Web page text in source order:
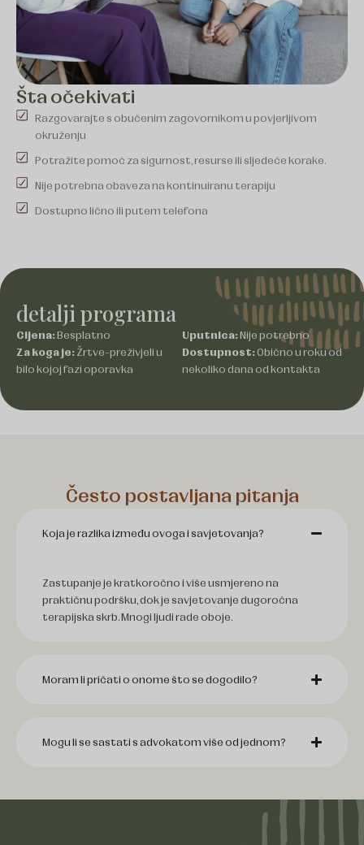
Šta očekivati
Razgovarajte s obučenim zagovornikom u povjerljivom
okruženju
Potražite pomoć za sigurnost, resurse ili sljedeće korake.
Nije potrebna obaveza na kontinuiranu terapiju
Dostupno lično ili putem telefona
detalji programa
Cijena:Besplatno
Za koga je:Žrtve-preživjeli u
bilo kojoj fazi oporavka
Uputnica:Nije potrebno
Dostupnost:Obično u roku od
nekoliko dana od kontakta
Često postavljana pitanja
Koja je razlika između ovoga i savjetovanja?
Zastupanje je kratkoročno i više usmjereno na
praktičnu podršku, dok je savjetovanje dugoročna
terapijska skrb. Mnogi ljudi rade oboje.
Moram li pričati o onome što se dogodilo?
Mogu li se sastati s advokatom više od jednom?